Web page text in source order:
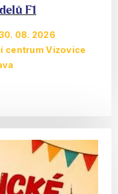
F1
08. 2026
centrum Vizovice